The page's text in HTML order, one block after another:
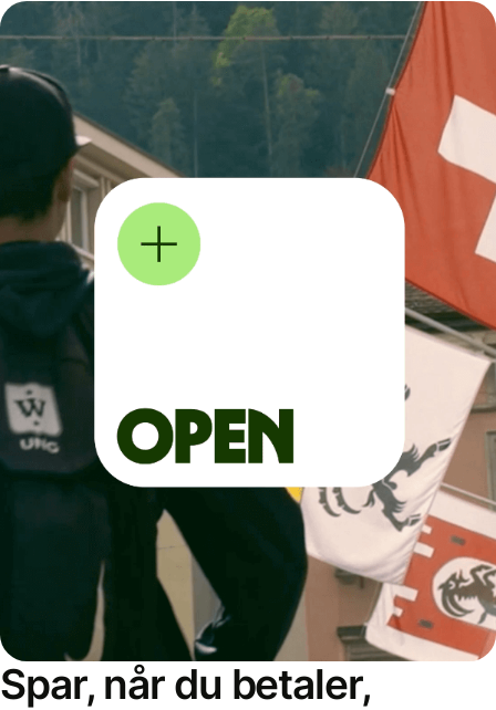
Spar, når du betaler,